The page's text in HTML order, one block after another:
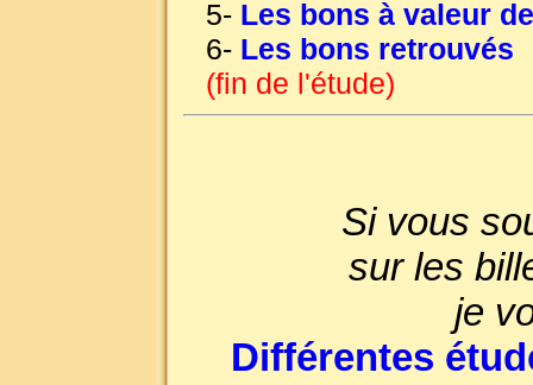
5- Les bons à valeur
6- Les bons retrouvés
(fin de l'étude)
Si vous
sur les
je
Différentes